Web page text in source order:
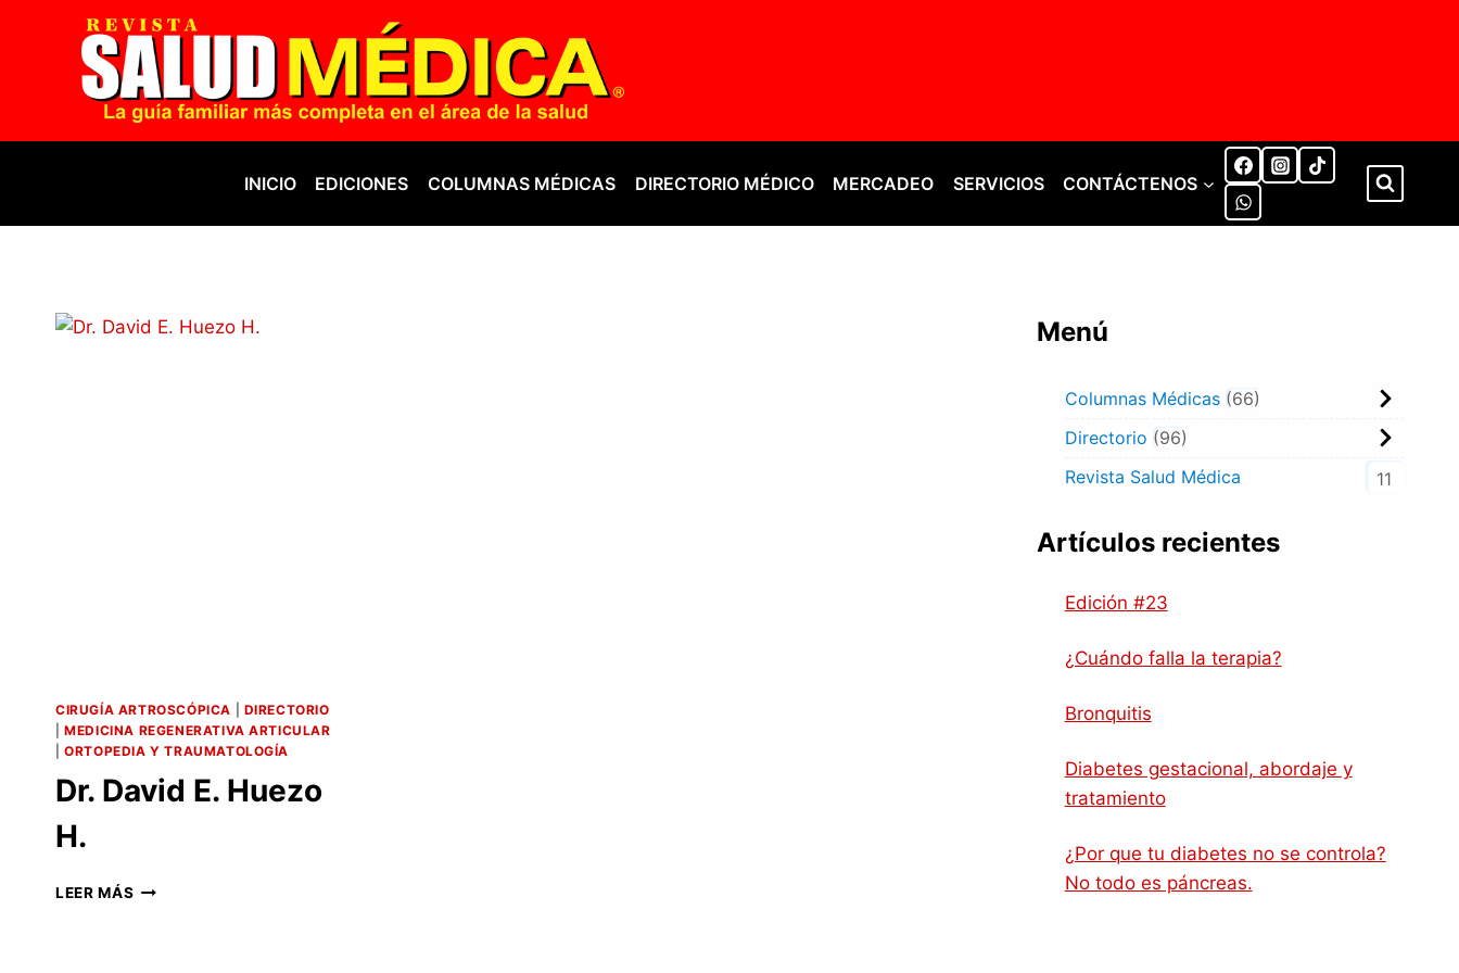
contenido
INICIO EDICIONES COLUMNAS MÉDICAS DIRECTORIO MÉDICO MERCADEO SERVICIOS CONTÁCTENOS
CIRUGÍA ARTROSCÓPICA
DIRECTORIO
|MEDICINA REGENERATIVA ARTICULAR
|ORTOPEDIA Y TRAUMATOLOGÍA
Dr. David E. Huezo
H.
LEER MÁS DR.
Menú
Columnas Médicas
66
Directorio
96
Revista Salud Médica
11
Artículos recientes
Edición #23
¿Cuándo falla la terapia?
Bronquitis
Diabetes gestacional, abordaje y
tratamiento
¿Por que tu diabetes no se controla?
No todo es páncreas.